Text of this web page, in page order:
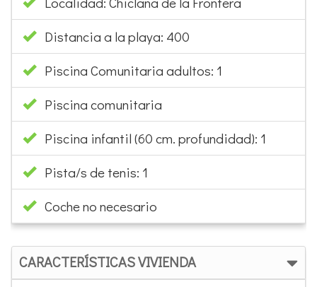
Localidad: Chiclana de la Frontera
Distancia a la playa: 400
Piscina Comunitaria adultos: 1
Piscina comunitaria
Piscina infantil (60 cm. profundidad): 1
Pista/s de tenis: 1
Coche no necesario
CARACTERÍSTICAS VIVIENDA